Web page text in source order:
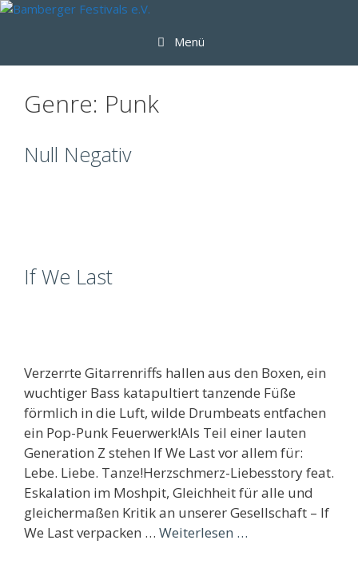
Zum
Menü
Genre: Punk
Null Negativ
If We Last
Verzerrte Gitarrenriffs hallen aus den Boxen, ein
wuchtiger Bass katapultiert tanzende Füße
förmlich in die Luft, wilde Drumbeats entfachen
ein Pop-Punk Feuerwerk!Als Teil einer lauten
Generation Z stehen If We Last vor allem für:
Lebe. Liebe. Tanze!Herzschmerz-Liebesstory feat.
Eskalation im Moshpit, Gleichheit für alle und
gleichermaßen Kritik an unserer Gesellschaft – If
We Last verpacken … Weiterlesen …